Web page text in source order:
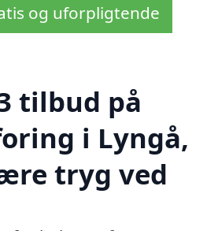
og uforpligtende
tilbud på
i Lyngå,
tryg ved